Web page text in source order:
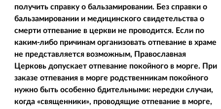
получить справку о бальзамировании. Без справки о
бальзамировании и медицинского свидетельства о
смерти отпевание в церкви не проводится. Если по
каким-либо причинам организовать отпевание в храме
не представляется возможным, Православная
Церковь допускает отпевание покойного в морге. При
заказе отпевания в морге родственникам покойного
нужно быть особенно бдительными: нередки случаи,
когда «священники», проводящие отпевание в морге,